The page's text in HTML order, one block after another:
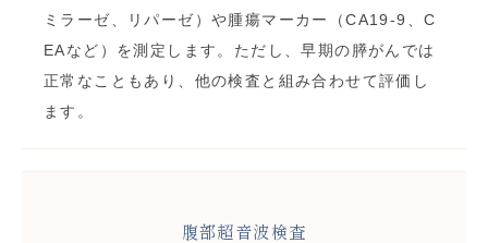
ミラーゼ、リパーゼ）や腫瘍マーカー（CA19-9、C
EAなど）を測定します。ただし、早期の膵がんでは
正常なこともあり、他の検査と組み合わせて評価し
ます。
腹部超音波検査